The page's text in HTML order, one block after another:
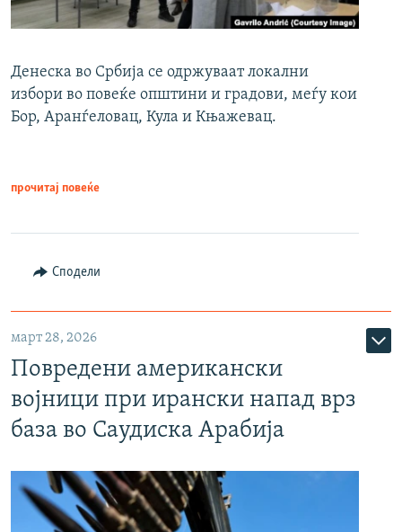
Денеска во Србија се одржуваат локални
избори во повеќе општини и градови, меѓу кои
Бор, Аранѓеловац, Кула и Књажевац.
прочитај повеќе
Сподели
март 28, 2026
Повредени американски
војници при ирански напад врз
база во Саудиска Арабија